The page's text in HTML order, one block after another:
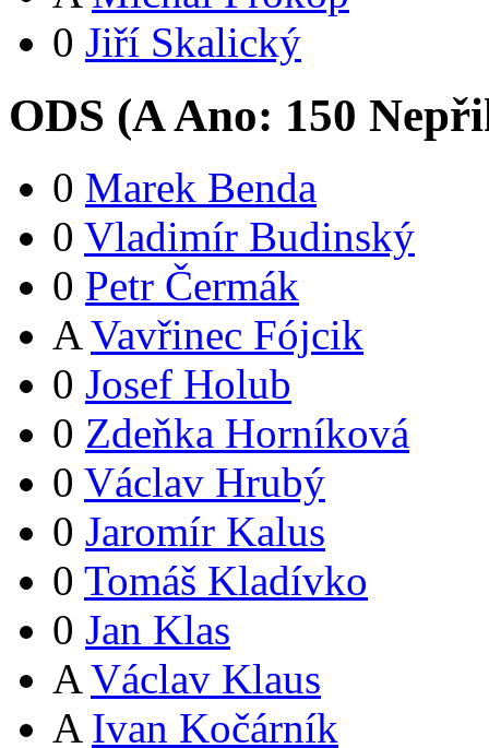
0 Jiří Skalický
ODS (AAno: 150
0 Marek Benda
0 Vladimír Budinský
0 Petr Čermák
A Vavřinec Fójcik
0 Josef Holub
0 Zdeňka Horníková
0 Václav Hrubý
0 Jaromír Kalus
0 Tomáš Kladívko
0 Jan Klas
A Václav Klaus
A Ivan Kočárník